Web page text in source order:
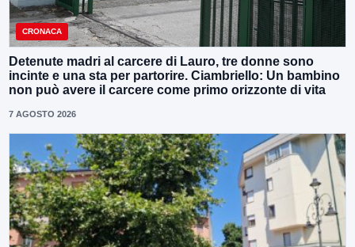
CRONACA
Detenute madri al carcere di Lauro, tre donne sono
incinte e una sta per partorire. Ciambriello: Un bambino
non può avere il carcere come primo orizzonte di vita
7 AGOSTO 2026